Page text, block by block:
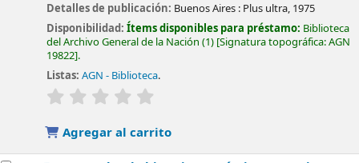
Detalles de publicación: Buenos Aires : Plus ultra, 1975
Disponibilidad:Ítems disponibles para préstamo: Biblioteca
del Archivo General de la Nación (1) Signatura topográfica:AGN
19822 .
Listas: AGN - Biblioteca.
valoración
Agregar al carrito